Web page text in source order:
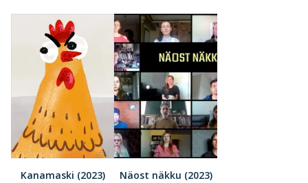
Kanamaski (2023)
Näost näkku (2023)